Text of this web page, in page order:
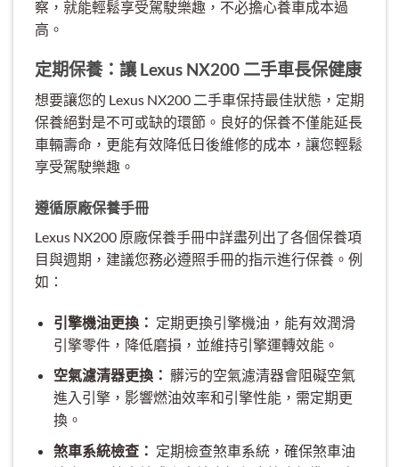
察，就能輕鬆享受駕駛樂趣，不必擔心養車成本過
高。
定期保養：讓 Lexus NX200 二手車長保健康
想要讓您的 Lexus NX200 二手車保持最佳狀態，定期
保養絕對是不可或缺的環節。良好的保養不僅能延長
車輛壽命，更能有效降低日後維修的成本，讓您輕鬆
享受駕駛樂趣。
遵循原廠保養手冊
Lexus NX200 原廠保養手冊中詳盡列出了各個保養項
目與週期，建議您務必遵照手冊的指示進行保養。例
如：
引擎機油更換： 定期更換引擎機油，能有效潤滑
引擎零件，降低磨損，並維持引擎運轉效能。
空氣濾清器更換： 髒污的空氣濾清器會阻礙空氣
進入引擎，影響燃油效率和引擎性能，需定期更
換。
煞車系統檢查： 定期檢查煞車系統，確保煞車油